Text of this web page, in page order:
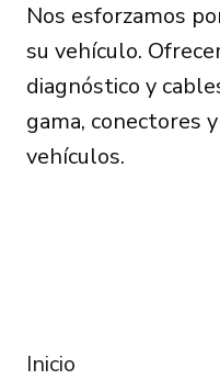
Nos esforzamos
su vehículo.
diagnóstico y
gama, conectores
vehículos.
Inicio